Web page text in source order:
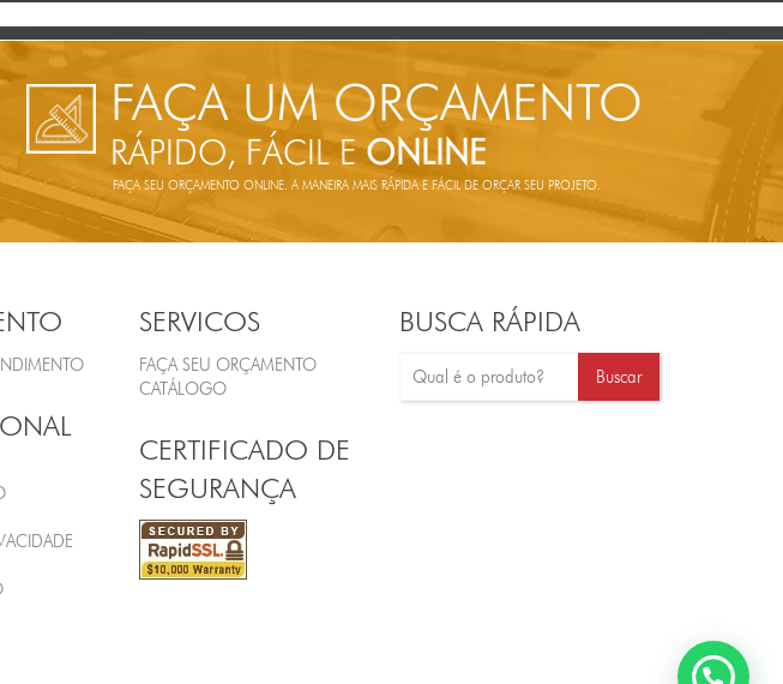
FAÇA UM ORÇAMENTO
RÁPIDO, FÁCIL EONLINE
FAÇA SEU ORÇAMENTO ONLINE. A MANEIRA MAIS RÁPIDA E FÁCIL DE ORÇAR SEU PROJETO.
SERVICOS
FAÇA SEU ORÇAMENTO
CATÁLOGO
CERTIFICADO DE
SEGURANÇA
BUSCA RÁPIDA